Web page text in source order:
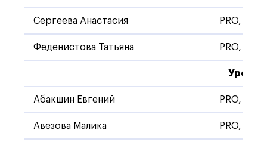
Сергеева Анастасия PRO,
Феденистова Татьяна PRO,
Абакшин Евгений PRO,
Авезова Малика PRO,